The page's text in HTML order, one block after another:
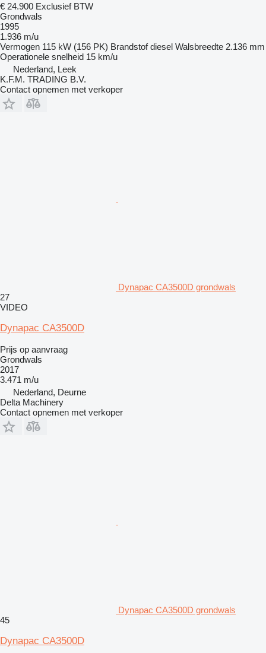
€ 24.900 Exclusief BTW
Grondwals
1995
1.936 m/u
Vermogen 115 kW (156 PK) Brandstof diesel Walsbreedte 2.136 mm
Operationele snelheid 15 km/u
Nederland, Leek
K.F.M. TRADING B.V.
Contact opnemen met verkoper
Dynapac CA3500D grondwals
27
VIDEO
Dynapac CA3500D
Prijs op aanvraag
Grondwals
2017
3.471 m/u
Nederland, Deurne
Delta Machinery
Contact opnemen met verkoper
Dynapac CA3500D grondwals
45
Dynapac CA3500D